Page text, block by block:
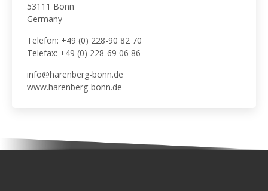
53111 Bonn
Germany
Telefon: +49 (0) 228-90 82 70
Telefax: +49 (0) 228-69 06 86
info@harenberg-bonn.de
www.harenberg-bonn.de